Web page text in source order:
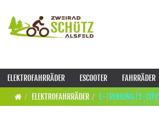
ELEKTROFAHRRÄDER ESCOOTER FAHRRÄDER
ELEKTROFAHRRÄDER
E-TREKKING / E-CITY